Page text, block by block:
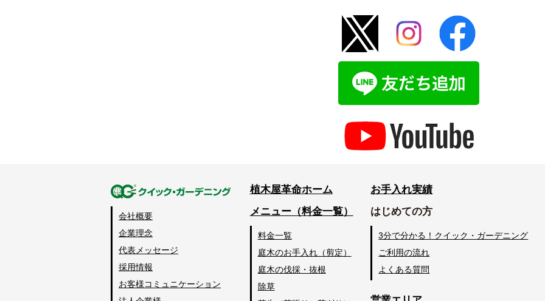
会社概要
企業理念
代表メッセージ
採用情報
お客様コミュニケーション
植木屋革命ホーム
メニュー（料金一覧）
料金一覧
庭木のお手入れ（剪定）
庭木の伐採・抜根
除草
お手入れ実績
はじめての方
3分で分かる！クイック・ガーデニング
ご利用の流れ
よくある質問